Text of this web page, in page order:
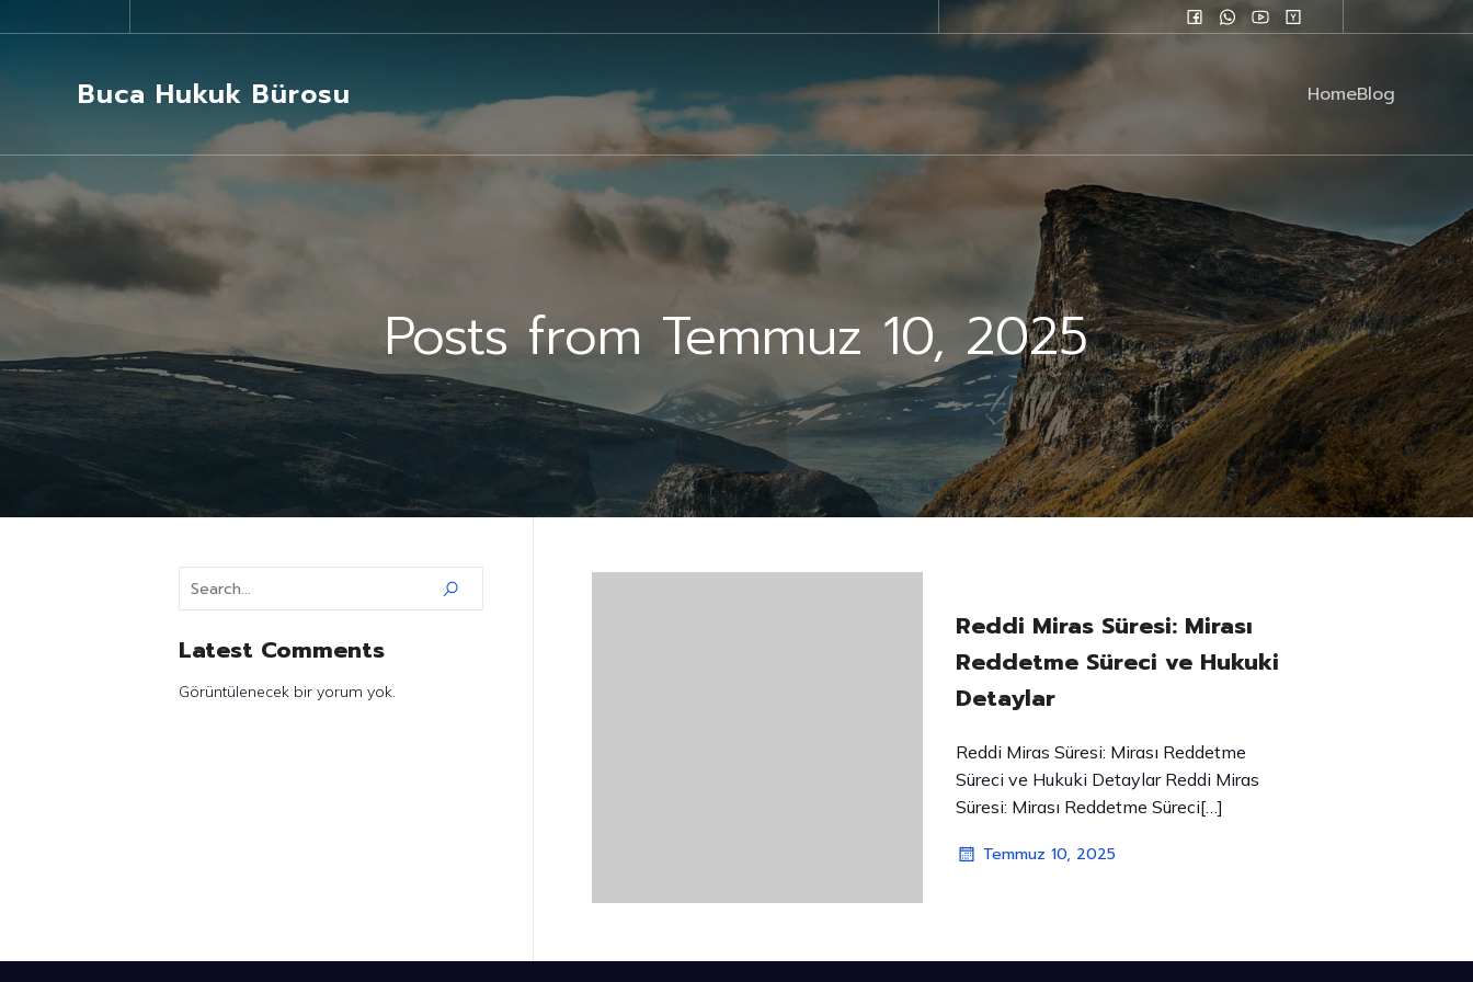
Buca Hukuk Bürosu HomeBlog
Posts from Temmuz 10, 2025
Latest Comments
Görüntülenecek bir yorum yok.
Reddi Miras Süresi: Mirası
Reddetme Süreci ve Hukuki
Detaylar
Reddi Miras Süresi: Mirası Reddetme
Süreci ve Hukuki Detaylar Reddi Miras
Süresi: Mirası Reddetme Süreci[…]
Temmuz 10, 2025